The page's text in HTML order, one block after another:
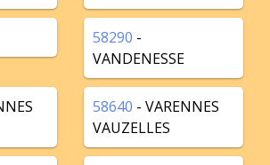
58290 -
VANDENESSE
58640 - VARENNES
VAUZELLES